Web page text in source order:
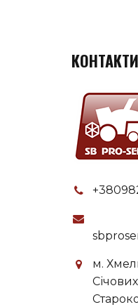
КОНТАКТИ
м.
Січових